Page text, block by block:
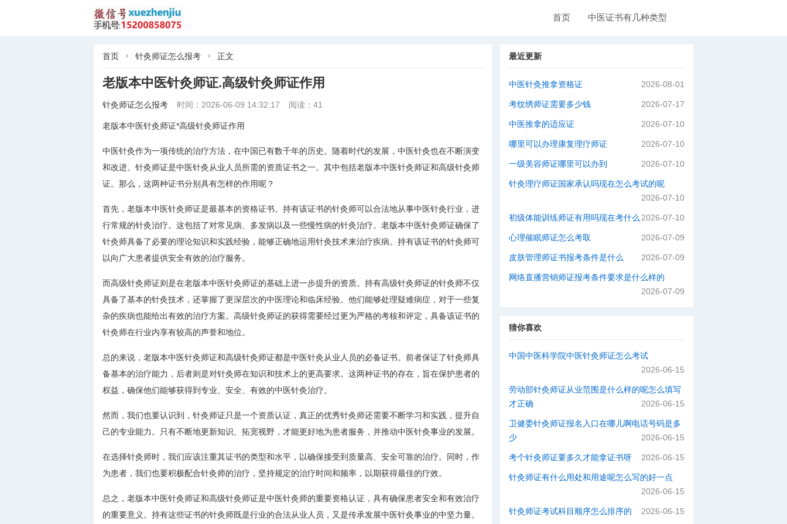
首页 中医证书有几种类型
首页  针灸师证怎么报考  正文
老版本中医针灸师证.高级针灸师证作用
针灸师证怎么报考 时间：2026-06-09 14:32:17 阅读：41
老版本中医针灸师证*高级针灸师证作用
中医针灸作为一项传统的治疗方法，在中国已有数千年的历史。随着时代的发展，中医针灸也在不断演变
和改进。针灸师证是中医针灸从业人员所需的资质证书之一。其中包括老版本中医针灸师证和高级针灸师
证。那么，这两种证书分别具有怎样的作用呢？
首先，老版本中医针灸师证是最基本的资格证书。持有该证书的针灸师可以合法地从事中医针灸行业，进
行常规的针灸治疗。这包括了对常见病、多发病以及一些慢性病的针灸治疗。老版本中医针灸师证确保了
针灸师具备了必要的理论知识和实践经验，能够正确地运用针灸技术来治疗疾病。持有该证书的针灸师可
以向广大患者提供安全有效的治疗服务。
而高级针灸师证则是在老版本中医针灸师证的基础上进一步提升的资质。持有高级针灸师证的针灸师不仅
具备了基本的针灸技术，还掌握了更深层次的中医理论和临床经验。他们能够处理疑难病症，对于一些复
杂的疾病也能给出有效的治疗方案。高级针灸师证的获得需要经过更为严格的考核和评定，具备该证书的
针灸师在行业内享有较高的声誉和地位。
总的来说，老版本中医针灸师证和高级针灸师证都是中医针灸从业人员的必备证书。前者保证了针灸师具
备基本的治疗能力，后者则是对针灸师在知识和技术上的更高要求。这两种证书的存在，旨在保护患者的
权益，确保他们能够获得到专业、安全、有效的中医针灸治疗。
然而，我们也要认识到，针灸师证只是一个资质认证，真正的优秀针灸师还需要不断学习和实践，提升自
己的专业能力。只有不断地更新知识、拓宽视野，才能更好地为患者服务，并推动中医针灸事业的发展。
在选择针灸师时，我们应该注重其证书的类型和水平，以确保接受到质量高、安全可靠的治疗。同时，作
为患者，我们也要积极配合针灸师的治疗，坚持规定的治疗时间和频率，以期获得最佳的疗效。
总之，老版本中医针灸师证和高级针灸师证是中医针灸师的重要资格认证，具有确保患者安全和有效治疗
的重要意义。持有这些证书的针灸师既是行业的合法从业人员，又是传承发展中医针灸事业的中坚力量。
最近更新
中医针灸推拿资格证 2026-08-01
考纹绣师证需要多少钱 2026-07-17
中医推拿的适应证 2026-07-10
哪里可以办理康复理疗师证 2026-07-10
一级美容师证哪里可以办到 2026-07-10
针灸理疗师证国家承认吗现在怎么考试的呢
2026-07-10
初级体能训练师证有用吗现在考什么 2026-07-10
心理催眠师证怎么考取 2026-07-09
皮肤管理师证书报考条件是什么 2026-07-09
网络直播营销师证报考条件要求是什么样的
2026-07-09
猜你喜欢
中国中医科学院中医针灸师证怎么考试
2026-06-15
劳动部针灸师证从业范围是什么样的呢怎么填写
才正确
2026-06-15
卫健委针灸师证报名入口在哪儿啊电话号码是多
少
2026-06-15
考个针灸师证要多久才能拿证书呀 2026-06-15
针灸师证有什么用处和用途呢怎么写的好一点
2026-06-15
针灸师证考试科目顺序怎么排序的 2026-06-15